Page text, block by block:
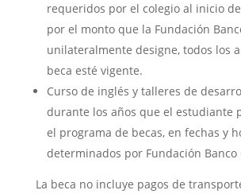
requeridos por el colegio al inicio
por el monto que la Fundación
unilateralmente designe, todos los
beca esté vigente.
Curso de inglés y talleres de
durante los años que el estudiante
el programa de becas, en fechas y
determinados por Fundación Banco
La beca no incluye pagos de